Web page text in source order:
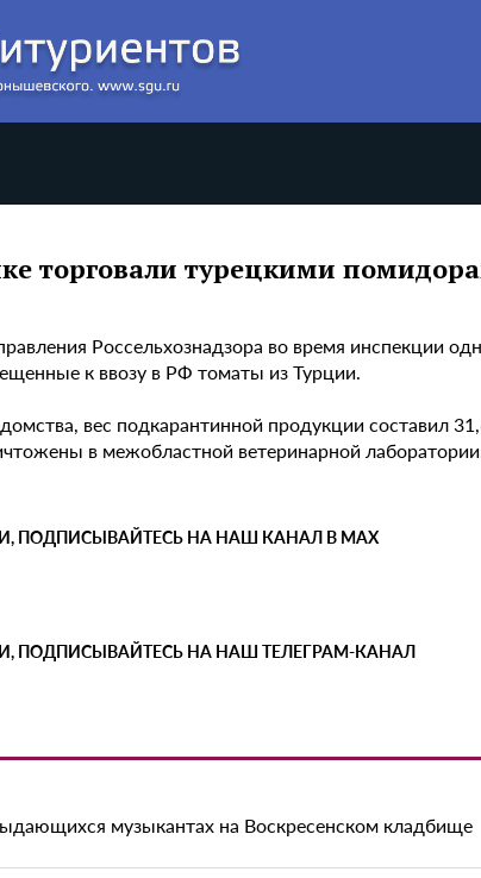
торговали турецкими
Россельхознадзора во время инспекции
к ввозу в РФ томаты из Турции.
вес подкарантинной продукции составил
в межобластной ветеринарной
ПОДПИСЫВАЙТЕСЬ НА НАШ КАНАЛ В MAX
ПОДПИСЫВАЙТЕСЬ НА НАШ ТЕЛЕГРАМ-КАНАЛ
музыкантах на Воскресенском кладбище